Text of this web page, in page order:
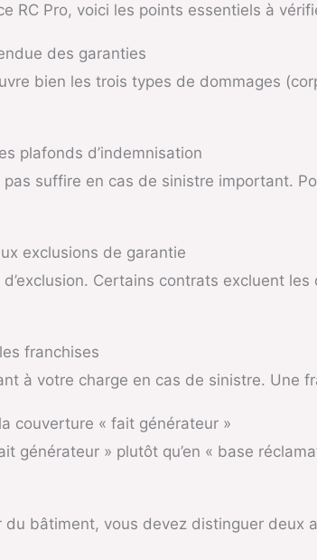
RC Pro, voici les points essentiels à
des garanties
bien les trois types de dommages
plafonds d’indemnisation
suffire en cas de sinistre important.
exclusions de garantie
Certains contrats excluent
franchises
à votre charge en cas de sinistre. Une
couverture « fait générateur »
générateur » plutôt qu’en « base
du bâtiment, vous devez distinguer deux